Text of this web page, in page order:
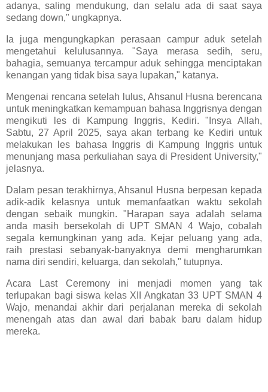
adanya, saling mendukung, dan selalu ada di saat saya
sedang down," ungkapnya.
Ia juga mengungkapkan perasaan campur aduk setelah
mengetahui kelulusannya. "Saya merasa sedih, seru,
bahagia, semuanya tercampur aduk sehingga menciptakan
kenangan yang tidak bisa saya lupakan," katanya.
Mengenai rencana setelah lulus, Ahsanul Husna berencana
untuk meningkatkan kemampuan bahasa Inggrisnya dengan
mengikuti les di Kampung Inggris, Kediri. "Insya Allah,
Sabtu, 27 April 2025, saya akan terbang ke Kediri untuk
melakukan les bahasa Inggris di Kampung Inggris untuk
menunjang masa perkuliahan saya di President University,"
jelasnya.
Dalam pesan terakhirnya, Ahsanul Husna berpesan kepada
adik-adik kelasnya untuk memanfaatkan waktu sekolah
dengan sebaik mungkin. "Harapan saya adalah selama
anda masih bersekolah di UPT SMAN 4 Wajo, cobalah
segala kemungkinan yang ada. Kejar peluang yang ada,
raih prestasi sebanyak-banyaknya demi mengharumkan
nama diri sendiri, keluarga, dan sekolah," tutupnya.
Acara Last Ceremony ini menjadi momen yang tak
terlupakan bagi siswa kelas XII Angkatan 33 UPT SMAN 4
Wajo, menandai akhir dari perjalanan mereka di sekolah
menengah atas dan awal dari babak baru dalam hidup
mereka.